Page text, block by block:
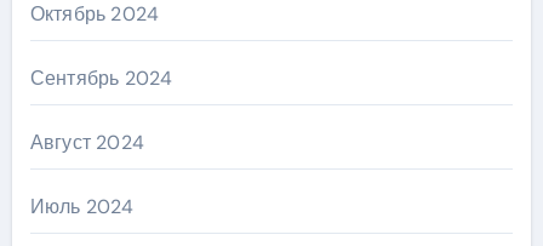
Октябрь 2024
Сентябрь 2024
Август 2024
Июль 2024